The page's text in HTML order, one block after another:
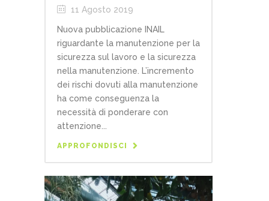
11 Agosto 2019
Nuova pubblicazione INAIL
riguardante la manutenzione per la
sicurezza sul lavoro e la sicurezza
nella manutenzione. L’incremento
dei rischi dovuti alla manutenzione
ha come conseguenza la
necessità di ponderare con
attenzione...
APPROFONDISCI